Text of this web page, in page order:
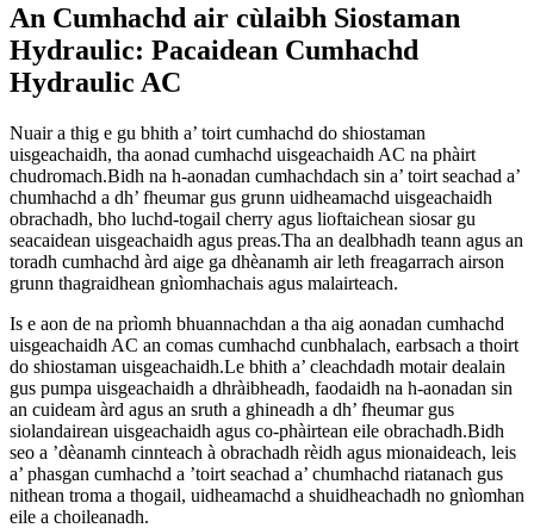
An Cumhachd air cùlaibh Siostaman
Hydraulic: Pacaidean Cumhachd
Hydraulic AC
Nuair a thig e gu bhith a’ toirt cumhachd do shiostaman
uisgeachaidh, tha aonad cumhachd uisgeachaidh AC na phàirt
chudromach.Bidh na h-aonadan cumhachdach sin a’ toirt seachad a’
chumhachd a dh’ fheumar gus grunn uidheamachd uisgeachaidh
obrachadh, bho luchd-togail cherry agus lioftaichean siosar gu
seacaidean uisgeachaidh agus preas.Tha an dealbhadh teann agus an
toradh cumhachd àrd aige ga dhèanamh air leth freagarrach airson
grunn thagraidhean gnìomhachais agus malairteach.
Is e aon de na prìomh bhuannachdan a tha aig aonadan cumhachd
uisgeachaidh AC an comas cumhachd cunbhalach, earbsach a thoirt
do shiostaman uisgeachaidh.Le bhith a’ cleachdadh motair dealain
gus pumpa uisgeachaidh a dhràibheadh, faodaidh na h-aonadan sin
an cuideam àrd agus an sruth a ghineadh a dh’ fheumar gus
siolandairean uisgeachaidh agus co-phàirtean eile obrachadh.Bidh
seo a ’dèanamh cinnteach à obrachadh rèidh agus mionaideach, leis
a’ phasgan cumhachd a ’toirt seachad a’ chumhachd riatanach gus
nithean troma a thogail, uidheamachd a shuidheachadh no gnìomhan
eile a choileanadh.